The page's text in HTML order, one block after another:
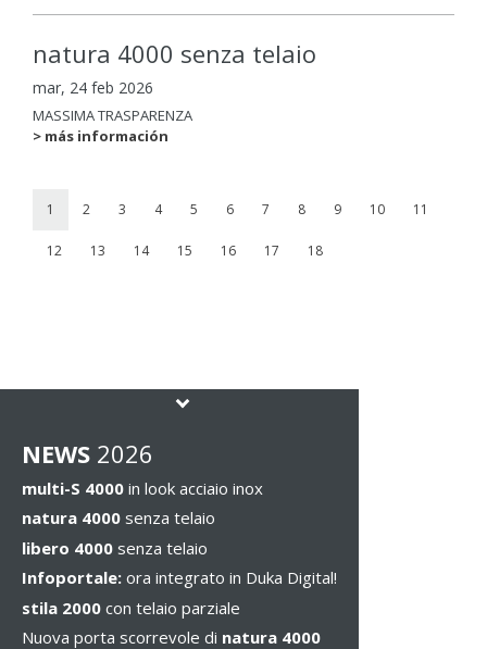
natura 4000 senza telaio
mar, 24 feb 2026
MASSIMA TRASPARENZA
> más información
1 2 3 4 5 6 7 8 9 10 11
12 13 14 15 16 17 18
NEWS 2026
multi-S 4000 in look acciaio inox
natura 4000 senza telaio
libero 4000 senza telaio
Infoportale: ora integrato in Duka Digital!
stila 2000 con telaio parziale
Nuova porta scorrevole di natura 4000